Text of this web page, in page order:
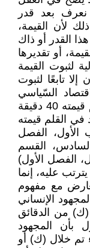
نعرف بعد قدر
لأن القيمة،
القدر أو ذاك
أو تقديرها
لثبوت القيمة
تابعًا لثبوت
السّياسي
حينما يقول، على سبيل المثال، أن القلم قيمته 40 دقيقة
في القلم قيمته
الأول، الفصل
القسم
الفصل الأول)
عليه، إنما
مع مفهوم
الإنساني
من الدقائق
بأن المجهود
تم خلال (ك) أو